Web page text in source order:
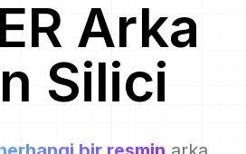
Arka
Silici